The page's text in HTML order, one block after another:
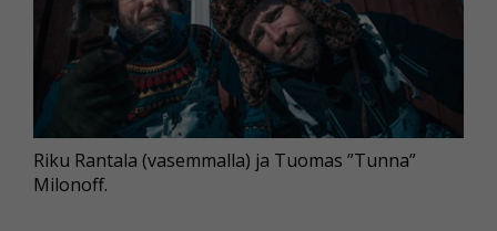
Riku Rantala (vasemmalla) ja Tuomas ”Tunna”
Milonoff.